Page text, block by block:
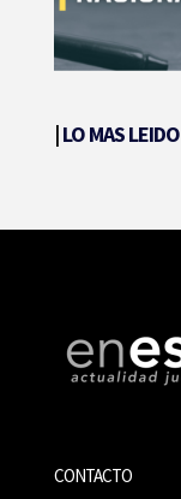
|LO MAS LEIDO
CONTACTO